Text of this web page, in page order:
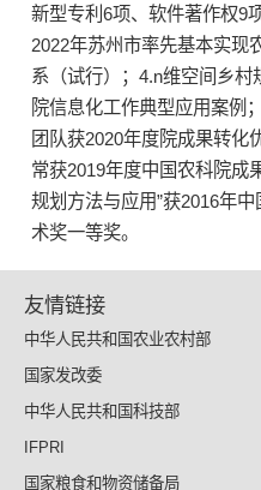
新型专利6项、软件著作权9
2022年苏州市率先基本实现
系（试行）；4.n维空间乡村
院信息化工作典型应用案例
团队获2020年度院成果转化
常获2019年度中国农科院成
规划方法与应用”获2016年
术奖一等奖。
友情链接
中华人民共和国农业农村部
国家发改委
中华人民共和国科技部
IFPRI
国家粮食和物资储备局